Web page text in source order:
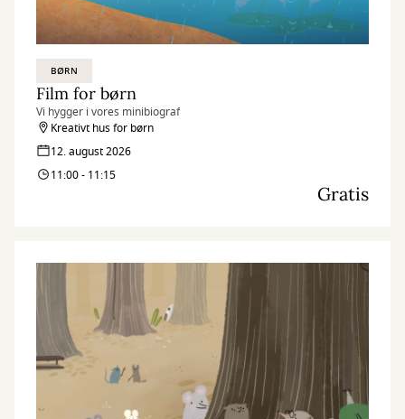
BØRN
Film for børn
Vi hygger i vores minibiograf
Kreativt hus for børn
12. august 2026
11:00 - 11:15
Gratis